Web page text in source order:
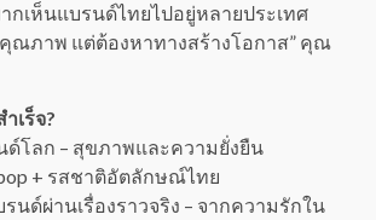
กเห็นแบรนด์ไทยไปอยู่หลายประเทศ
ณภาพ แต่ต้องหาทางสร้างโอกาส” คุณ
ำเร็จ?
ด์โลก – สุขภาพและความยั่งยืน
+ รสชาติอัตลักษณ์ไทย
นด์ผ่านเรื่องราวจริง – จากความรักใน